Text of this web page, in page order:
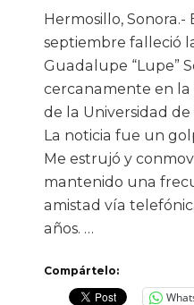
Hermosillo, Sonora.-
septiembre falleció
Guadalupe “Lupe”
cercanamente en la
de la Universidad de
La noticia fue un
Me estrujó y
mantenido una
amistad vía
años. …
Compártelo: